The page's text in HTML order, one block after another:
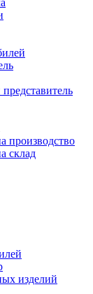
производство
склад
изделий